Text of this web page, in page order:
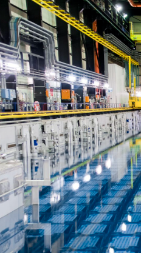
www.cea.fr